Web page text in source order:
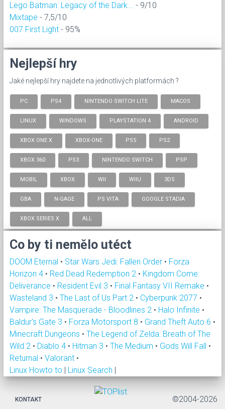
Lego Batman: Legacy of the Dark...
- 9/10
Mixtape - 7,5/10
007 First Light - 95%
Nejlepší hry
Jaké nejlepší hry najdete na jednotlivých platformách ?
PC PS4 NINTENDO SWITCH LITE MACOS
LINUX WINDOWS PLAYSTATION 4 ANDROID
XBOX ONE X XBOX-ONE PS5 PS2
XBOX 360 PS3 NINTENDO SWITCH PSP
MOBIL XBOX WII WIIU 3DS
GBA N-GAGE PS VITA GOOGLE STADIA
XBOX SERIES X ALL
Co by ti nemělo utéct
DOOM Eternal • Star Wars Jedi: Fallen Order • Forza
Horizon 4 • Red Dead Redemption 2 • Kingdom Come:
Deliverance • Resident Evil 3 • Final Fantasy VII Remake •
Wasteland 3 • The Last of Us Part 2 • Cyberpunk 2077 •
Vampire: The Masquerade - Bloodlines 2 • Halo Infinite •
Baldur's Gate 3 • Forza Motorsport 8 • Grand Theft Auto 6 •
Minecraft Dungeons • The Legend of Zelda: Breath of The
Wild 2 • Diablo 4 • Hitman 3 • The Medium • Gods Will Fall •
Returnal • Valorant •
Linux Howto to | Linux Search |
KONTAKT ©2004-2026